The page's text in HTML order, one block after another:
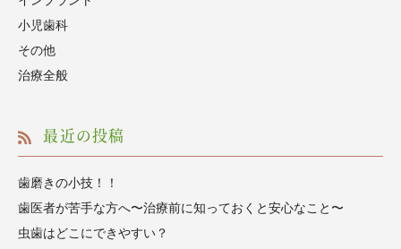
小児歯科
その他
治療全般
最近の投稿
歯磨きの小技！！
歯医者が苦手な方へ〜治療前に知っておくと安心なこと〜
虫歯はどこにできやすい？